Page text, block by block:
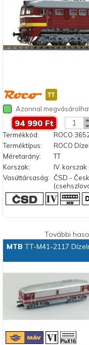
Azonnal
94 990 Ft
Termékkód:
ROCO
Terméktípus:
ROCO
Méretarány:
TT
Korszak:
IV.
Vasúttársaság: ČSD -
További
MTB TT-M41-2117